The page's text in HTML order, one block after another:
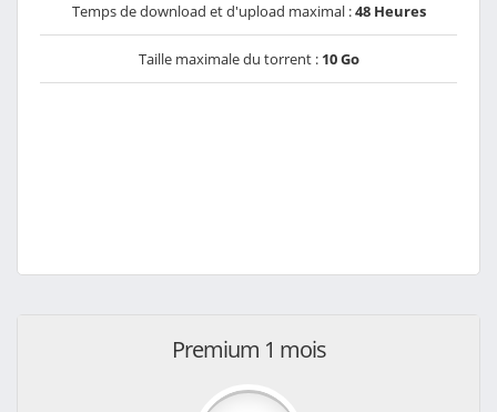
Temps de download et d'upload maximal :48 Heures
Taille maximale du torrent : 10 Go
Premium 1 mois